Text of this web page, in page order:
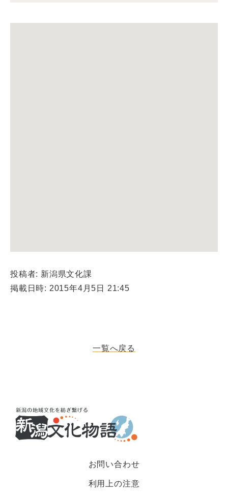
投稿者: 新潟県文化課
掲載日時: 2015年4月5日 21:45
一覧へ戻る
お問い合わせ
利用上の注意